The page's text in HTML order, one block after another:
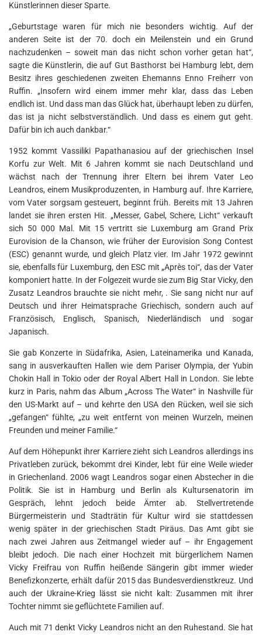
Künstlerinnen dieser Sparte.
„Geburtstage waren für mich nie besonders wichtig. Auf der
anderen Seite ist der 70. doch ein Meilenstein und ein Grund
nachzudenken – soweit man das nicht schon vorher getan hat“,
sagte die Künstlerin, die auf Gut Basthorst bei Hamburg lebt, dem
Besitz ihres geschiedenen zweiten Ehemanns Enno Freiherr von
Ruffin. „Insofern wird einem immer mehr klar, dass das Leben
endlich ist. Und dass man das Glück hat, überhaupt leben zu dürfen,
das ist ja nicht selbstverständlich. Und dass es einem gut geht.
Dafür bin ich auch dankbar.“
1952 kommt Vassiliki Papathanasiou auf der griechischen Insel
Korfu zur Welt. Mit 6 Jahren kommt sie nach Deutschland und
wächst nach der Trennung ihrer Eltern bei ihrem Vater Leo
Leandros, einem Musikproduzenten, in Hamburg auf. Ihre Karriere,
vom Vater sorgsam gesteuert, beginnt früh. Bereits mit 13 Jahren
landet sie ihren ersten Hit. „Messer, Gabel, Schere, Licht“ verkauft
sich 50 000 Mal. Mit 15 vertritt sie Luxemburg am Grand Prix
Eurovision de la Chanson, wie früher der Eurovision Song Contest
(ESC) genannt wurde, und gleich Platz vier. Im Jahr 1972 gewinnt
sie, ebenfalls für Luxemburg, den ESC mit „Après toi“, das der Vater
komponiert hatte. In der Folgezeit wurde sie zum Big Star Vicky, den
Zusatz Leandros brauchte sie nicht mehr, . Sie sang nicht nur auf
Deutsch und ihrer Heimatsprache Griechisch, sondern auch auf
Französisch, Englisch, Spanisch, Niederländisch und sogar
Japanisch.
Sie gab Konzerte in Südafrika, Asien, Lateinamerika und Kanada,
sang in ausverkauften Hallen wie dem Pariser Olympia, der Yubin
Chokin Hall in Tokio oder der Royal Albert Hall in London. Sie lebte
kurz in Paris, nahm das Album „Across The Water“ in Nashville für
den US-Markt auf – und kehrte den USA den Rücken, weil sie sich
„gefangen“ fühlte, „zu weit entfernt von meinen Wurzeln, meinen
Freunden und meiner Familie.“
Auf dem Höhepunkt ihrer Karriere zieht sich Leandros allerdings ins
Privatleben zurück, bekommt drei Kinder, lebt für eine Weile wieder
in Griechenland. 2006 wagt Leandros sogar einen Abstecher in die
Politik. Sie ist in Hamburg und Berlin als Kultursenatorin im
Gespräch, lehnt jedoch beide Ämter ab. Stellvertretende
Bürgermeisterin und Stadträtin für Kultur wird sie stattdessen
wenig später in der griechischen Stadt Piräus. Das Amt gibt sie
nach zwei Jahren aus Zeitmangel wieder auf – ihr Engagement
bleibt jedoch. Die nach einer Hochzeit mit bürgerlichem Namen
Vicky Freifrau von Ruffin heißende Sängerin gibt immer wieder
Benefizkonzerte, erhält dafür 2015 das Bundesverdienstkreuz. Und
auch der Ukraine-Krieg lässt sie nicht kalt: Zusammen mit ihrer
Tochter nimmt sie geflüchtete Familien auf.
Auch mit 71 denkt Vicky Leandros nicht an den Ruhestand. Sie hat